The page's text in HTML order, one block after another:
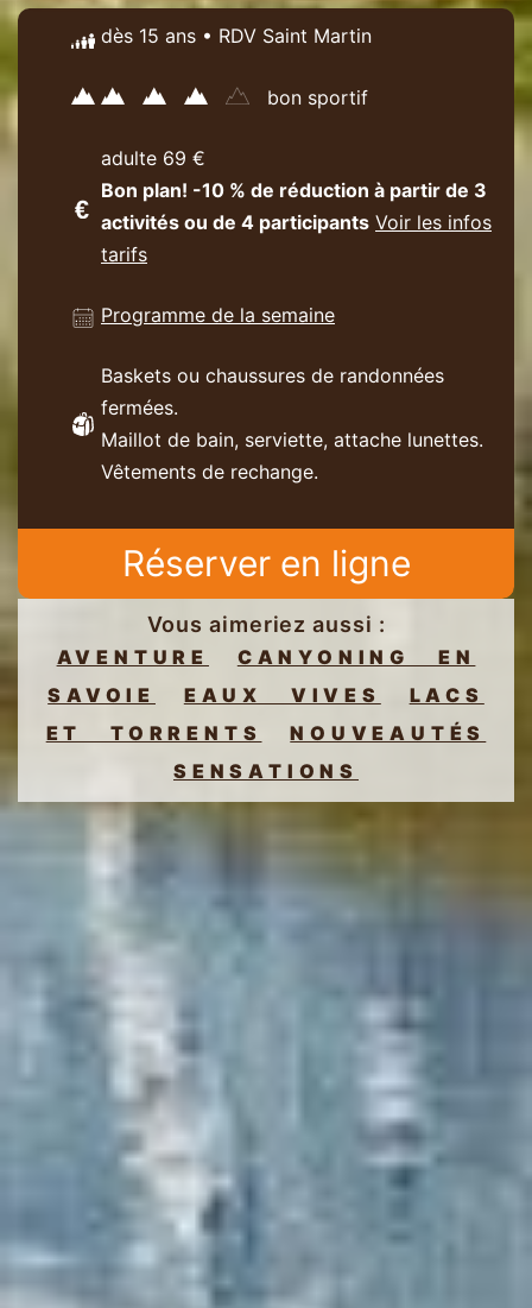
dès 15 ans • RDV Saint Martin
bon sportif
adulte 69 €
Bon plan! -10 % de réduction à partir de 3
activités ou de 4 participants Voir les infos
tarifs
Programme de la semaine
Baskets ou chaussures de randonnées
fermées.
Maillot de bain, serviette, attache lunettes.
Vêtements de rechange.
Réserver en ligne
Vous aimeriez aussi :
AVENTURE
CANYONING EN
SAVOIE
EAUX VIVES
LACS
ET TORRENTS
NOUVEAUTÉS
SENSATIONS